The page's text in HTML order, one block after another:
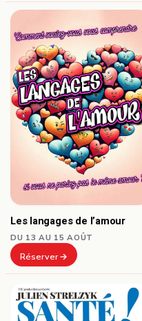
Les langages de l’amour
DU 13 AU 15 AOÛT
Réserver